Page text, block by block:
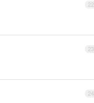
22
23
24